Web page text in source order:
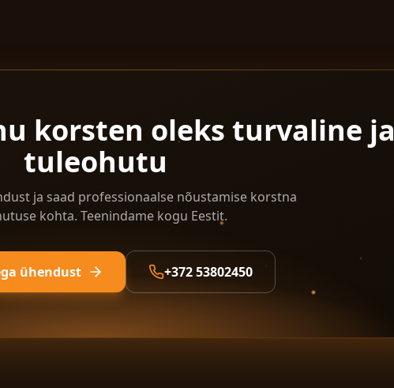
korsten oleks turvaline ja
tuleohutu
ja saad professionaalse nõustamise korstna
kohta. Teenindame kogu Eestit.
ühendust +372 53802450